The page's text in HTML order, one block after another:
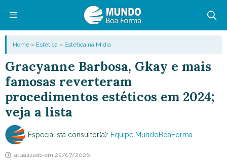
conteúdo
Menu
Home » Estética » Estética na Mídia
Gracyanne Barbosa, Gkay e mais
famosas reverteram
procedimentos estéticos em 2024;
veja a lista
Especialista consultor(a): Equipe MundoBoaForma
atualizado em 22/07/2026